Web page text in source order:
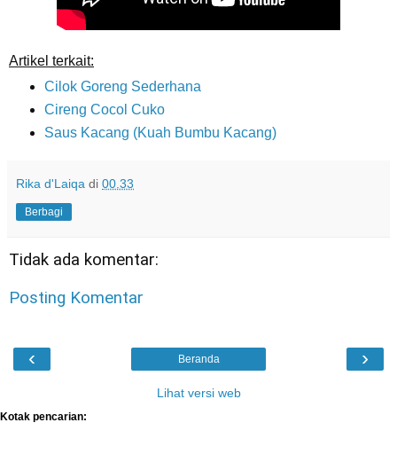
Artikel terkait:
Cilok Goreng Sederhana
Cireng Cocol Cuko
Saus Kacang (Kuah Bumbu Kacang)
Rika d'Laiqa di 00.33
Berbagi
Tidak ada komentar:
Posting Komentar
‹ ›
Beranda
Lihat versi web
Kotak pencarian: